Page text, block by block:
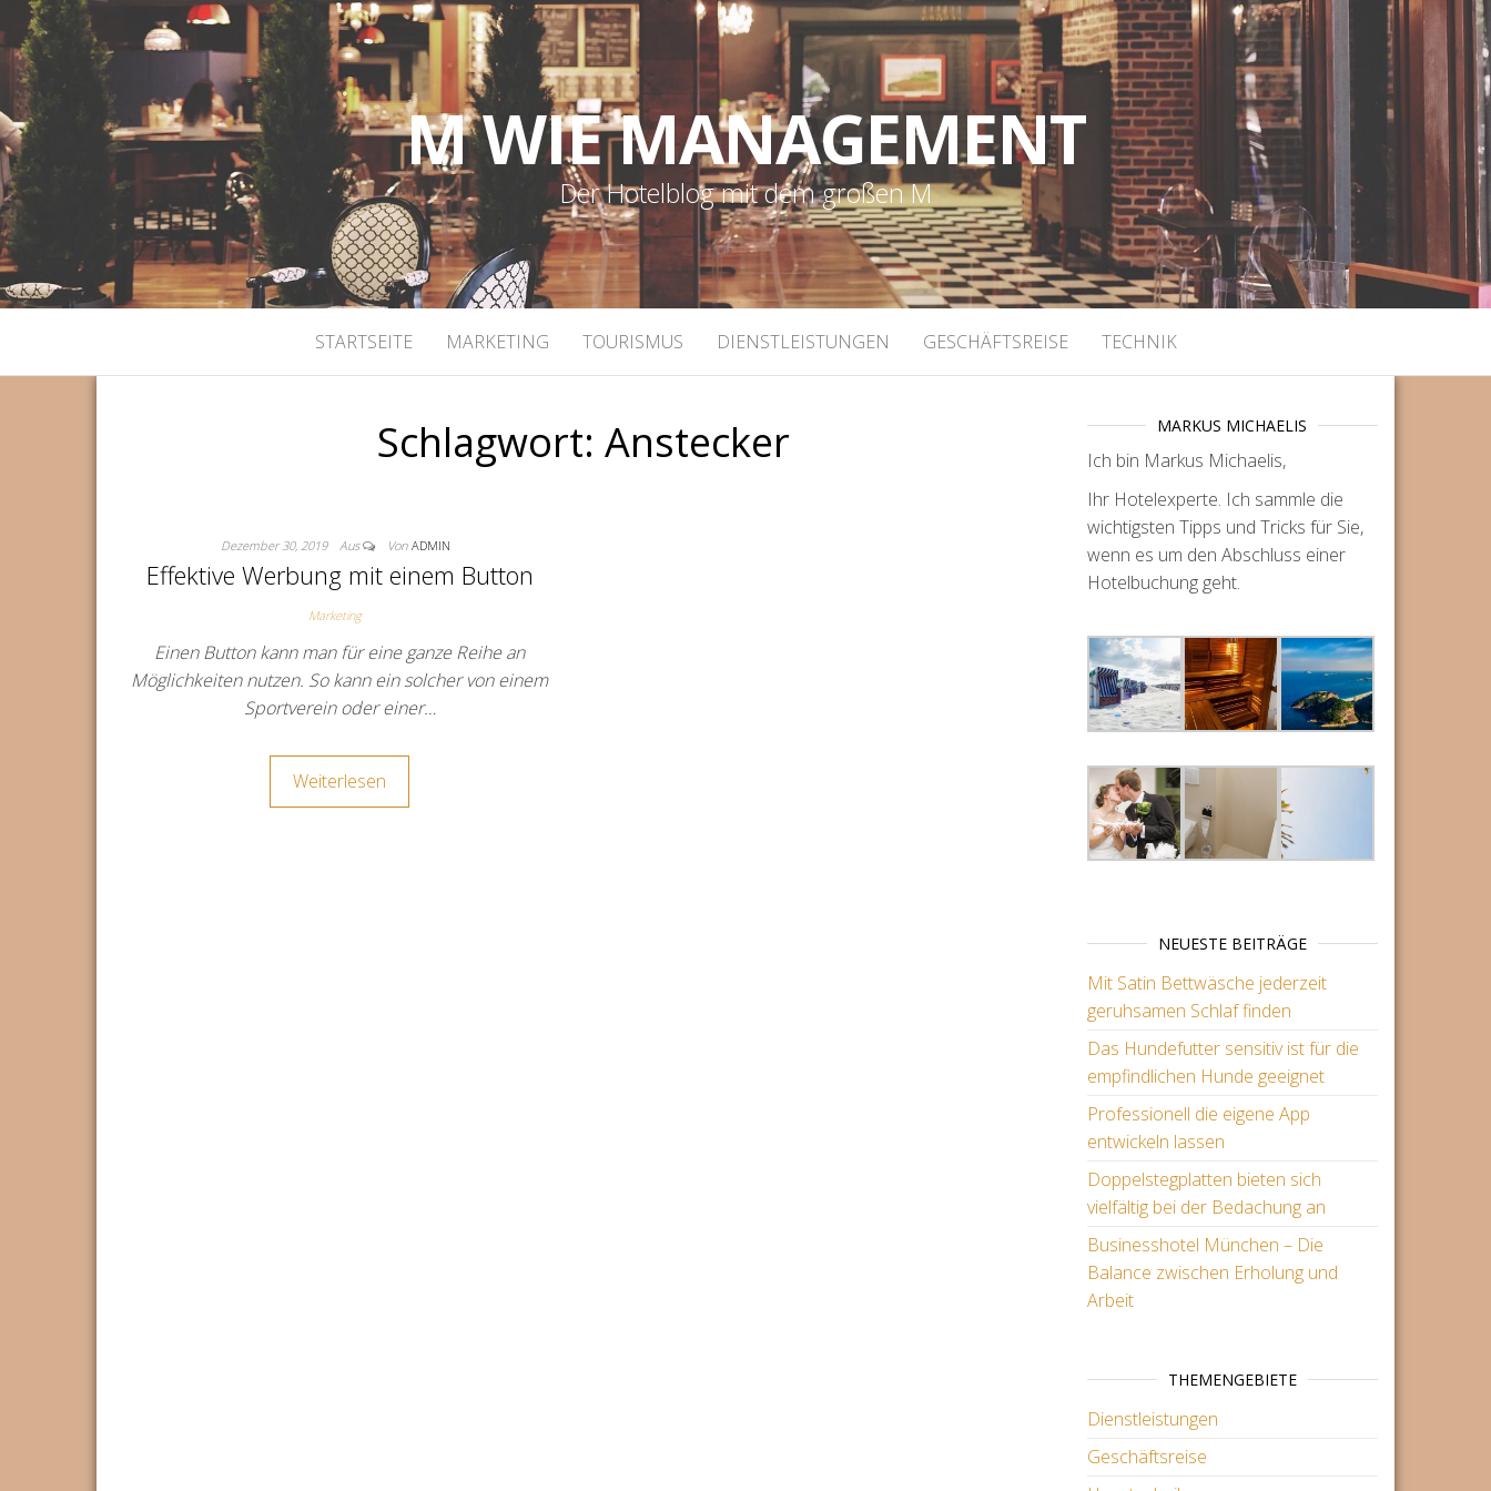
M WIE MANAGEMENT
Der Hotelblog mit dem großen M
STARTSEITE MARKETING TOURISMUS DIENSTLEISTUNGEN GESCHÄFTSREISE TECHNIK
Schlagwort: Anstecker
Dezember 30, 2019 Aus Von ADMIN
Effektive Werbung mit einem Button
Marketing
Einen Button kann man für eine ganze Reihe an
Möglichkeiten nutzen. So kann ein solcher von einem
Sportverein oder einer…
Weiterlesen
MARKUS MICHAELIS
Ich bin Markus Michaelis,
Ihr Hotelexperte. Ich sammle die
wichtigsten Tipps und Tricks für Sie,
wenn es um den Abschluss einer
Hotelbuchung geht.
NEUESTE BEITRÄGE
Mit Satin Bettwäsche jederzeit
geruhsamen Schlaf finden
Das Hundefutter sensitiv ist für die
empfindlichen Hunde geeignet
Professionell die eigene App
entwickeln lassen
Doppelstegplatten bieten sich
vielfältig bei der Bedachung an
Businesshotel München – Die
Balance zwischen Erholung und
Arbeit
THEMENGEBIETE
Dienstleistungen
Geschäftsreise